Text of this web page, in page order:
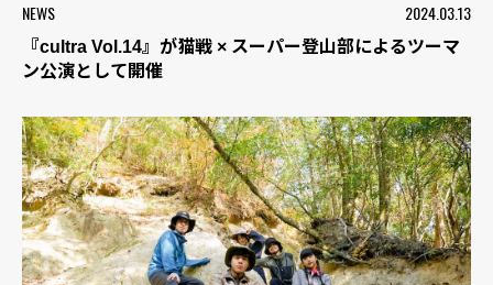
NEWS 2024.03.13
『cultra Vol.14』が猫戦 × スーパー登山部によるツーマ
ン公演として開催